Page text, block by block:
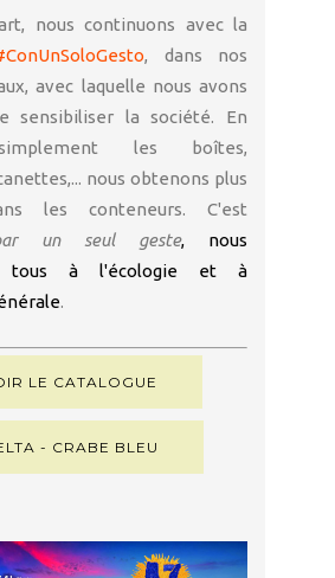
nous continuons avec la
, dans nos
avec laquelle nous avons
sensibiliser la société. En
les boîtes,
nous obtenons plus
les conteneurs. C'est
un seul geste, nous
tous à l'écologie et à
.
LE CATALOGUE
- CRABE BLEU